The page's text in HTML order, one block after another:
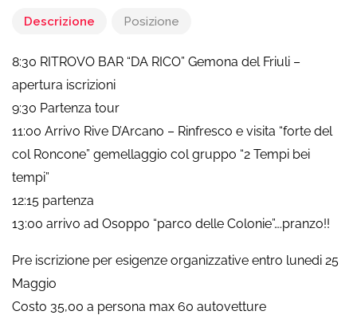
Descrizione Posizione
8:30 RITROVO BAR “DA RICO” Gemona del Friuli –
apertura iscrizioni
9:30 Partenza tour
11:00 Arrivo Rive D’Arcano – Rinfresco e visita “forte del
col Roncone” gemellaggio col gruppo “2 Tempi bei
tempi”
12:15 partenza
13:00 arrivo ad Osoppo “parco delle Colonie”….pranzo!!
Pre iscrizione per esigenze organizzative entro lunedi 25
Maggio
Costo 35,00 a persona max 60 autovetture